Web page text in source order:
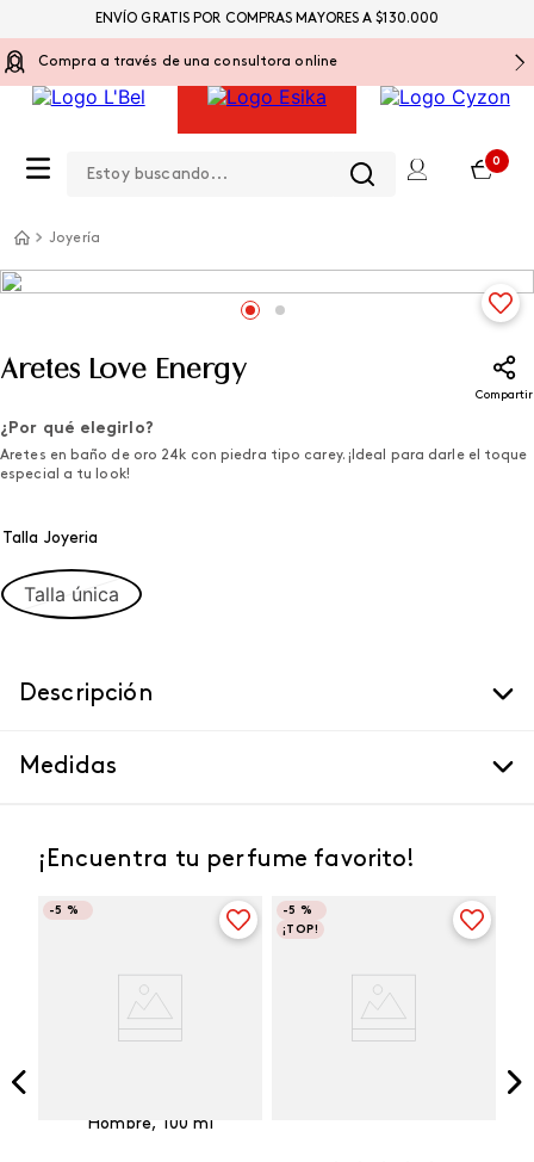
Compra a través de una consultora online
0
ENVÍO GRATIS POR COMPRAS MAYORES A $130.000
Joyería
Aretes Love Energy
Compartir
¿Por qué elegirlo?
Aretes en baño de oro 24k con piedra tipo carey. ¡Ideal para darle el toque
especial a tu look!
Talla Joyeria
Talla única
Descripción
Medidas
¡Encuentra tu perfume favorito!
-5 %
Hombre, 100 ml
-5 %
¡TOP!